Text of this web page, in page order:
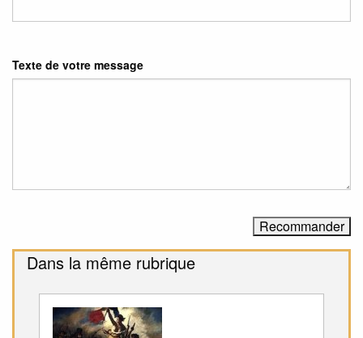
Texte de votre message
Dans la même rubrique